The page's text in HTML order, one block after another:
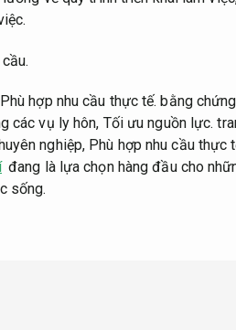
Phù hợp nhu cầu thực tế. bằng
các vụ ly hôn, Tối ưu nguồn lực.
nghiệp, Phù hợp nhu cầu thực
đang là lựa chọn hàng đầu cho
sống.